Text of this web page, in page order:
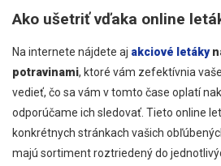
Ako ušetriť vďaka online
Na internete nájdete aj akciové letáky
potravinami, ktoré vám zefektívnia
vedieť, čo sa vám v tomto čase oplatí
odporúčame ich sledovať. Tieto online
konkrétnych stránkach vašich
majú sortiment roztriedený do